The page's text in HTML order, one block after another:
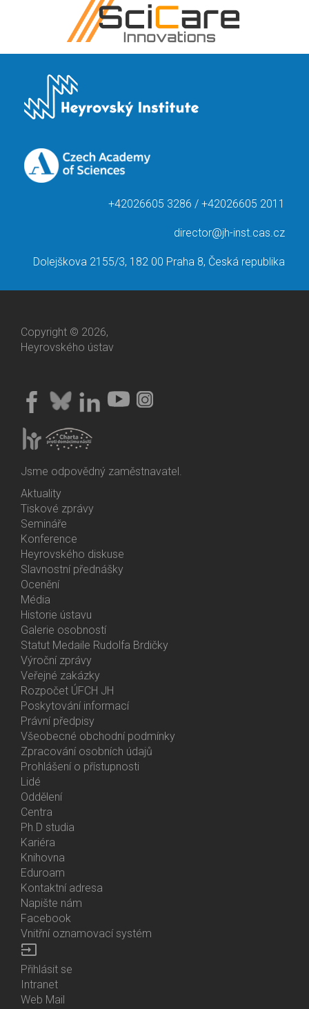
+42026605 3286 / +42026605 2011
director@jh-inst.cas.cz
Dolejškova 2155/3, 182 00 Praha 8, Česká republika
Copyright © 2026,
Heyrovského ústav
Jsme odpovědný zaměstnavatel.
Bottom
Menu
Activities
Aktuality
Tiskové zprávy
Semináře
Konference
Heyrovského diskuse
Slavnostní přednášky
Ocenění
Média
Historie ústavu
Galerie osobností
Statut Medaile Rudolfa Brdičky
Bottom
Menu
About
Us
Výroční zprávy
Veřejné zakázky
Rozpočet ÚFCH JH
Poskytování informací
Právní předpisy
Všeobecné obchodní podmínky
Zpracování osobních údajů
Prohlášení o přístupnosti
Bottom
Menu
Contacts
Lidé
Oddělení
Centra
Ph.D studia
Kariéra
Knihovna
Eduroam
Kontaktní adresa
Napište nám
Facebook
Vnitřní oznamovací systém
input
Bottom
Menu
Přihlásit se
Intranet
Web Mail